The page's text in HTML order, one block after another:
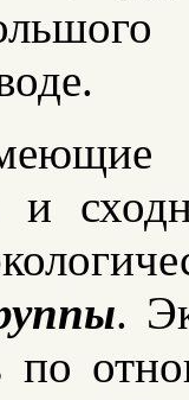
и
.
по